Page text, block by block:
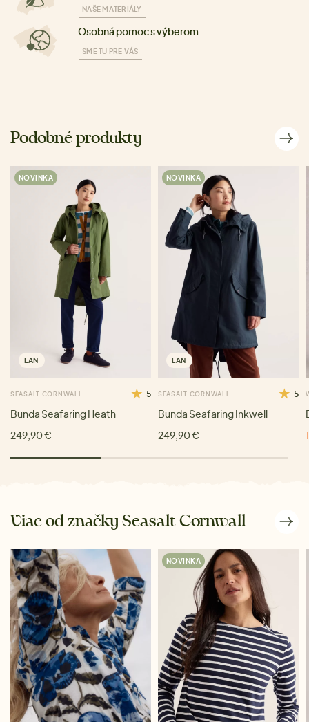
NAŠE MATERIÁLY
Osobná pomoc s výberom
SME TU PRE VÁS
Podobné produkty
NOVINKA
ĽAN
SEASALT CORNWALL 5
Bunda Seafaring Heath
249,90 €
NOVINKA
ĽAN
SEASALT CORNWALL 5
Bunda Seafaring Inkwell
249,90 €
Viac od značky Seasalt Cornwall
NOVINKA